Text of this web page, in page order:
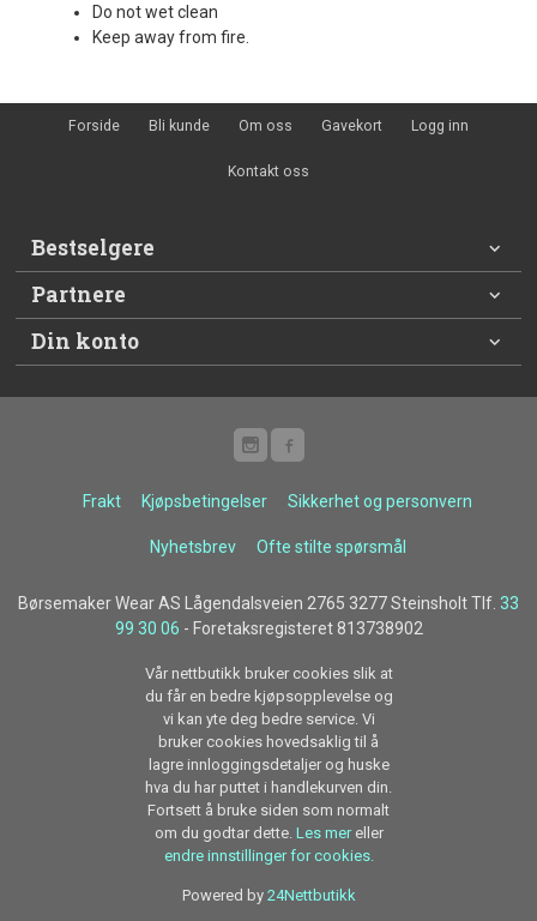
Do not wet clean
Keep away from fire.
Forside Bli kunde Om oss Gavekort Logg inn
Kontakt oss
Bestselgere
Partnere
Din konto
Frakt Kjøpsbetingelser Sikkerhet og personvern
Nyhetsbrev Ofte stilte spørsmål
Børsemaker Wear AS Lågendalsveien 2765 3277 Steinsholt Tlf. 33
99 30 06 - Foretaksregisteret 813738902
Vår nettbutikk bruker cookies slik at
du får en bedre kjøpsopplevelse og
vi kan yte deg bedre service. Vi
bruker cookies hovedsaklig til å
lagre innloggingsdetaljer og huske
hva du har puttet i handlekurven din.
Fortsett å bruke siden som normalt
om du godtar dette. Les mer eller
endre innstillinger for cookies.
Powered by 24Nettbutikk